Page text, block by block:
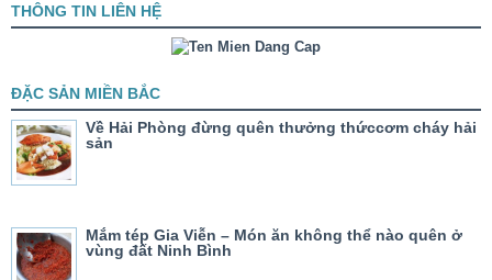
THÔNG TIN LIÊN HỆ
ĐẶC SẢN MIỀN BẮC
Về Hải Phòng đừng quên thưởng thứccơm cháy hải
sản
Mắm tép Gia Viễn – Món ăn không thể nào quên ở
vùng đất Ninh Bình